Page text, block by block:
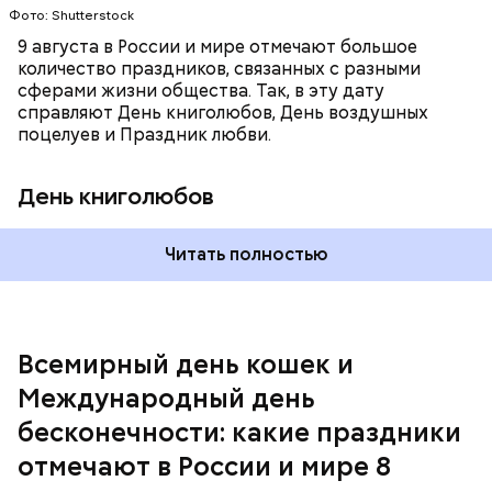
Фото: Shutterstock
9 августа в России и мире отмечают большое
количество праздников, связанных с разными
сферами жизни общества. Так, в эту дату
справляют День книголюбов, День воздушных
поцелуев и Праздник любви.
День книголюбов
Читать полностью
Всемирный день кошек и
Международный день
бесконечности: какие праздники
отмечают в России и мире 8
Международный день бесконечности
этот праздник организуются тематические лекции
по математике и философии, а также проводят
выставки на тему бесконечности.
День малины со сливками
В этот праздник люди едят не только малину со
сливками, но и другие десерты на основе этих
двух ингредиентов. Их можно купить в магазине
или сделать самостоятельно вместе со своими
родными и близкими.